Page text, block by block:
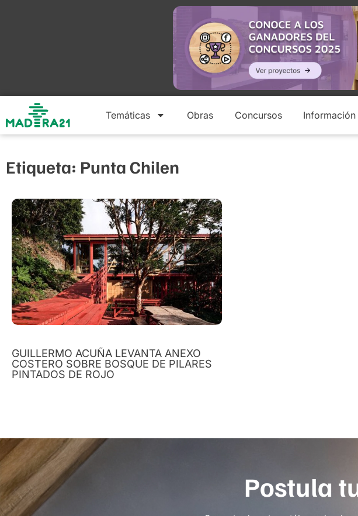
Temáticas Obras Concursos
Etiqueta: Punta Chilen
GUILLERMO ACUÑA LEVANTA ANEXO
COSTERO SOBRE BOSQUE DE PILARES
PINTADOS DE ROJO
Postula